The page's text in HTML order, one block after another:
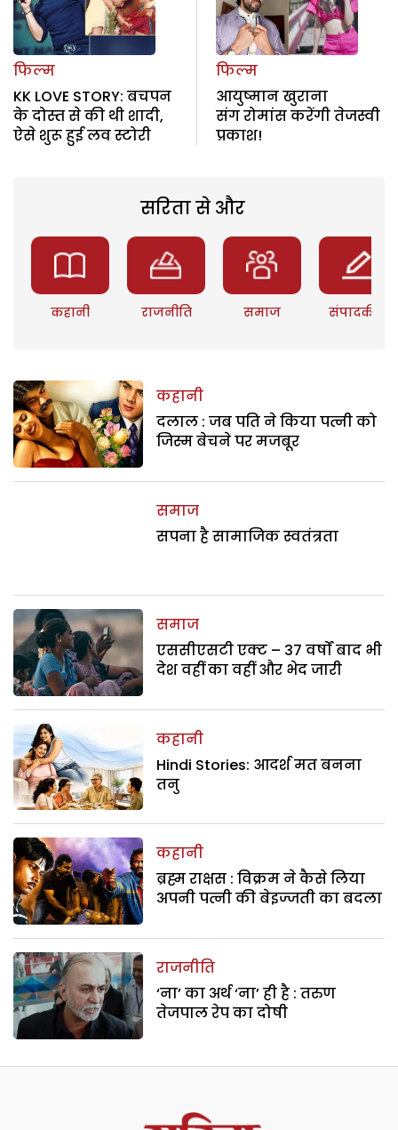
फिल्म
KK LOVE STORY: बचपन
के दोस्त से की थी शादी,
ऐसे शुरू हुई लव स्टोरी
फिल्म
आयुष्मान खुराना
संग रोमांस करेंगी तेजस्वी
प्रकाश!
सरिता से और
कहानी राजनीति समाज संपादकीय
कहानी
दलाल : जब पति ने किया पत्नी को
जिस्म बेचने पर मजबूर
समाज
सपना है सामाजिक स्वतंत्रता
समाज
एससीएसटी एक्ट – 37 वर्षों बाद भी
देश वहीं का वहीं और भेद जारी
कहानी
Hindi Stories: आदर्श मत बनना
तनु
कहानी
ब्रह्म राक्षस : विक्रम ने कैसे लिया
अपनी पत्नी की बेइज्जती का बदला
राजनीति
‘ना’ का अर्थ ‘ना’ ही है : तरुण
तेजपाल रेप का दोषी